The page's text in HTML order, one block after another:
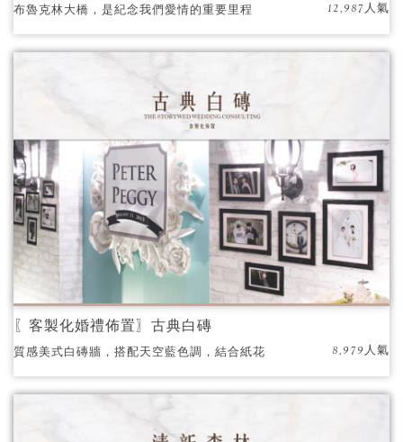
布魯克林大橋，是紀念我們愛情的重要里程
碑，將這美好的一刻帶至婚禮與最愛的你們一
起分享，並紀念人生中幸福的婚禮時光。
12,987人氣
〖客製化婚禮佈置〗古典白磚
質感美式白磚牆，搭配天空藍色調，結合紙花
設計，呈現出美感十足的婚禮主題區。
8,979人氣